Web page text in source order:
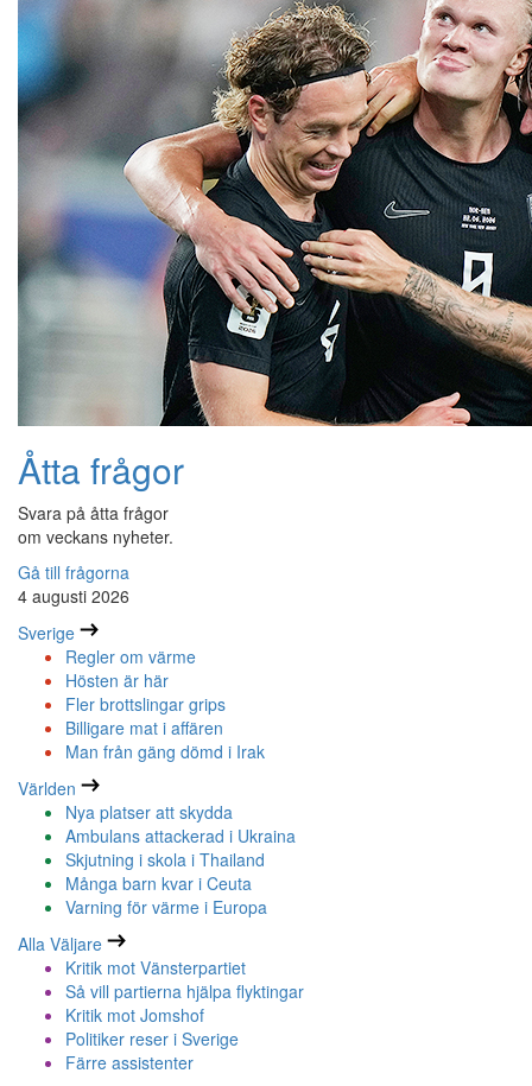
Åtta frågor
Svara på åtta frågor
om veckans nyheter.
Gå till frågorna
4 augusti 2026
Sverige
Regler om värme
Hösten är här
Fler brottslingar grips
Billigare mat i affären
Man från gäng dömd i Irak
Världen
Nya platser att skydda
Ambulans attackerad i Ukraina
Skjutning i skola i Thailand
Många barn kvar i Ceuta
Varning för värme i Europa
Alla Väljare
Kritik mot Vänsterpartiet
Så vill partierna hjälpa flyktingar
Kritik mot Jomshof
Politiker reser i Sverige
Färre assistenter